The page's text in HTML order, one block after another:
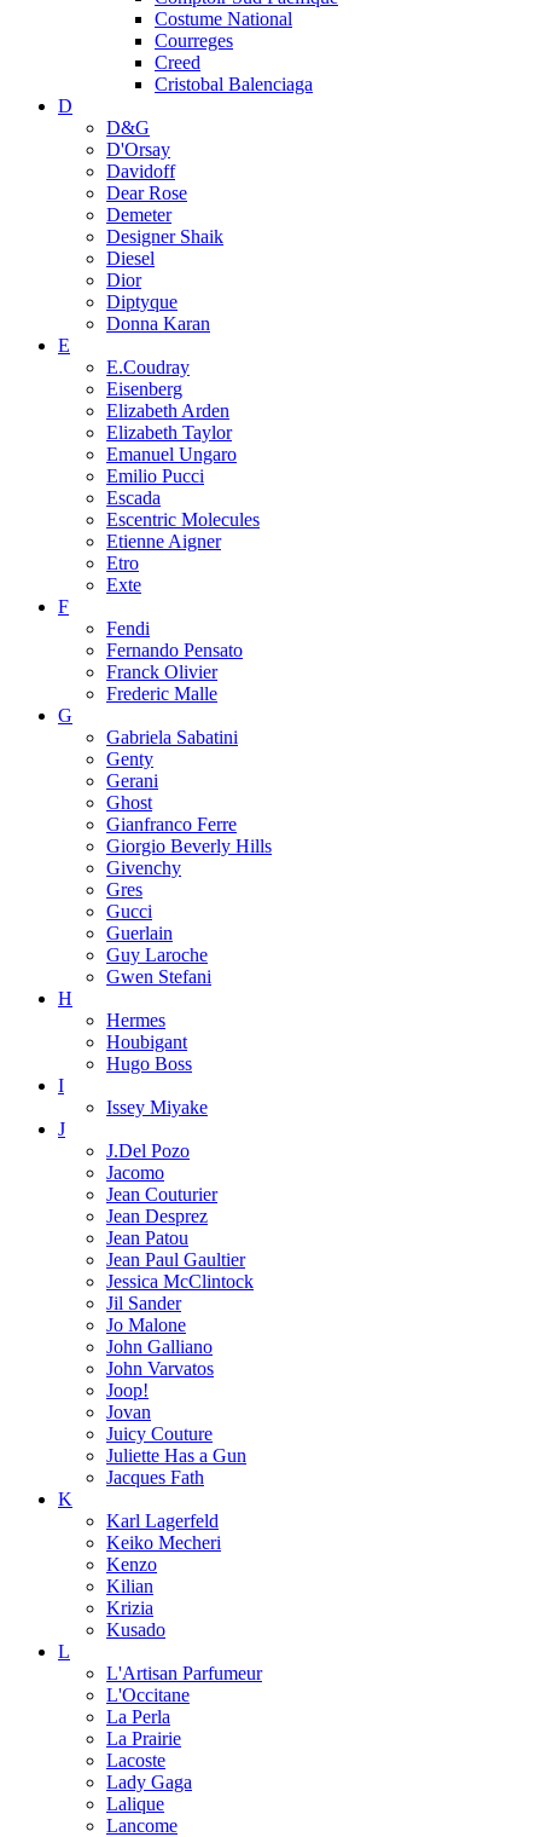
Costume National
Courreges
Creed
Cristobal Balenciaga
D
D&G
D'Orsay
Davidoff
Dear Rose
Demeter
Designer Shaik
Diesel
Dior
Diptyque
Donna Karan
E
E.Coudray
Eisenberg
Elizabeth Arden
Elizabeth Taylor
Emanuel Ungaro
Emilio Pucci
Escada
Escentric Molecules
Etienne Aigner
Etro
Exte
F
Fendi
Fernando Pensato
Franck Olivier
Frederic Malle
G
Gabriela Sabatini
Genty
Gerani
Ghost
Gianfranco Ferre
Giorgio Beverly Hills
Givenchy
Gres
Gucci
Guerlain
Guy Laroche
Gwen Stefani
H
Hermes
Houbigant
Hugo Boss
I
Issey Miyake
J
J.Del Pozo
Jacomo
Jean Couturier
Jean Desprez
Jean Patou
Jean Paul Gaultier
Jessica McClintock
Jil Sander
Jo Malone
John Galliano
John Varvatos
Joop!
Jovan
Juicy Couture
Juliette Has a Gun
Jacques Fath
K
Karl Lagerfeld
Keiko Mecheri
Kenzo
Kilian
Krizia
Kusado
L
L'Artisan Parfumeur
L'Occitane
La Perla
La Prairie
Lacoste
Lady Gaga
Lalique
Lancome